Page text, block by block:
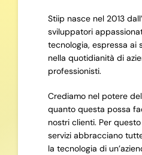
Stiip nasce nel 2013
sviluppatori
tecnologia, espressa ai
nella quotidianità di
professionisti.
Crediamo nel potere
quanto questa possa
nostri clienti. Per
servizi abbracciano
la tecnologia di